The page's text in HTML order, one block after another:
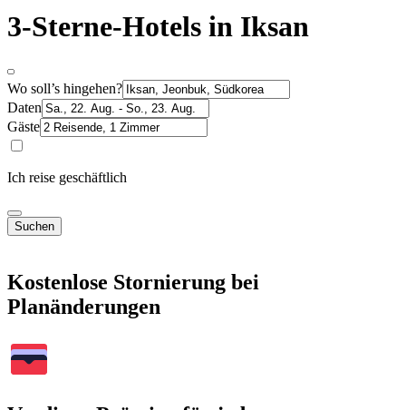
3-Sterne-Hotels in Iksan
Wo soll’s hingehen?
Daten
Gäste
Ich reise geschäftlich
Suchen
Kostenlose Stornierung bei
Planänderungen